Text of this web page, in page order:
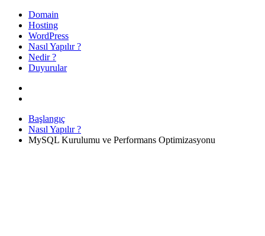
Domain
Hosting
WordPress
Nasıl Yapılır ?
Nedir ?
Duyurular
Başlangıç
Nasıl Yapılır ?
MySQL Kurulumu ve Performans Optimizasyonu